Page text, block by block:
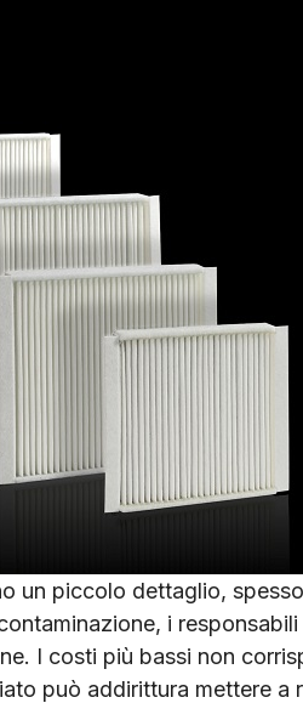
un piccolo dettaglio,
i
I costi più bassi non
può addirittura mettere a